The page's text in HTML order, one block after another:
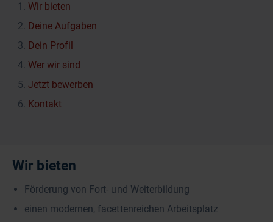
Wir bieten
Deine Aufgaben
Dein Profil
Wer wir sind
Jetzt bewerben
Kontakt
Wir bieten
Förderung von Fort- und Weiterbildung
einen modernen, facettenreichen Arbeitsplatz